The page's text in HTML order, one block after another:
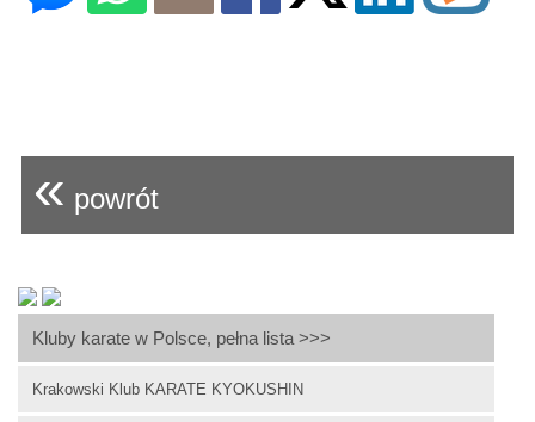
Kluby karate w Polsce, pełna lista >>>
Krakowski Klub KARATE KYOKUSHIN
« powrót